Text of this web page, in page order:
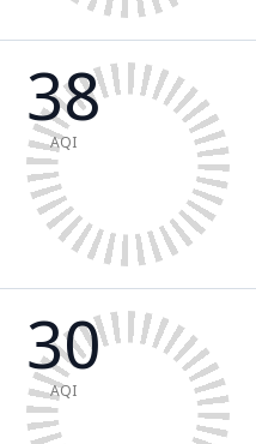
38
AQI
30
AQI